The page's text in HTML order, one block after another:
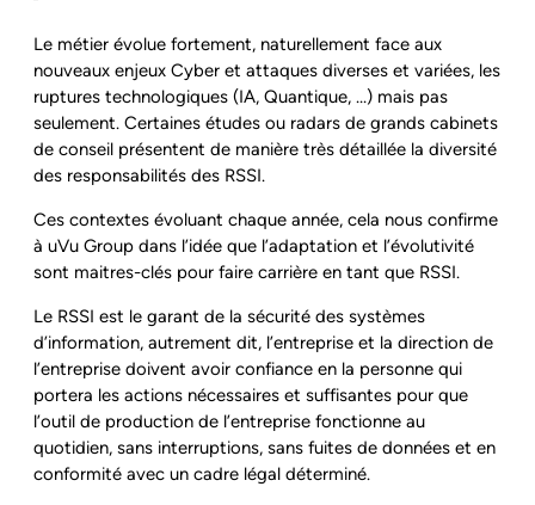
Le métier évolue fortement, naturellement face aux
nouveaux enjeux Cyber et attaques diverses et variées, les
ruptures technologiques (IA, Quantique, …) mais pas
seulement. Certaines études ou radars de grands cabinets
de conseil présentent de manière très détaillée la diversité
des responsabilités des RSSI.
Ces contextes évoluant chaque année, cela nous confirme
à uVu Group dans l’idée que l’adaptation et l’évolutivité
sont maitres-clés pour faire carrière en tant que RSSI.
Le RSSI est le garant de la sécurité des systèmes
d’information, autrement dit, l’entreprise et la direction de
l’entreprise doivent avoir confiance en la personne qui
portera les actions nécessaires et suffisantes pour que
l’outil de production de l’entreprise fonctionne au
quotidien, sans interruptions, sans fuites de données et en
conformité avec un cadre légal déterminé.